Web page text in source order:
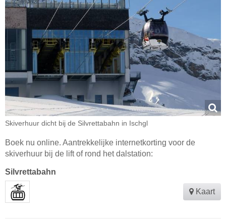
Skiverhuur dicht bij de Silvrettabahn in Ischgl
Boek nu online. Aantrekkelijke internetkorting voor de
skiverhuur bij de lift of rond het dalstation:
Silvrettabahn
Kaart